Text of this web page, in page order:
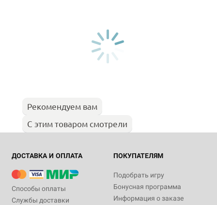
Рекомендуем вам
С этим товаром смотрели
ДОСТАВКА И ОПЛАТА
Способы оплаты
Службы доставки
ПОКУПАТЕЛЯМ
Подобрать игру
Бонусная программа
Информация о заказе